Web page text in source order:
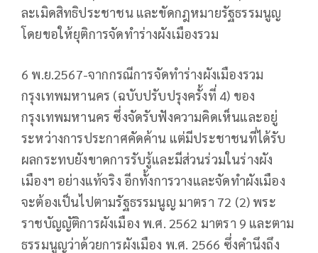
ละเมิดสิทธิประชาชน และขัดกฎหมายรัฐธรรมนูญ
โดยขอให้ยุติการจัดทำร่างผังเมืองรวม
6 พ.ย.2567-จากกรณีการจัดทำร่างผังเมืองรวม
กรุงเทพมหานคร (ฉบับปรับปรุงครั้งที่ 4) ของ
กรุงเทพมหานคร ซึ่งจัดรับฟังความคิดเห็นและอยู่
ระหว่างการประกาศคัดค้าน แต่มีประชาชนที่ได้รับ
ผลกระทบยังขาดการรับรู้และมีส่วนร่วมในร่างผัง
เมืองฯ อย่างแท้จริง อีกทั้งการวางและจัดทำผังเมือง
จะต้องเป็นไปตามรัฐธรรมนูญ มาตรา 72 (2) พระ
ราชบัญญัติการผังเมือง พ.ศ. 2562 มาตรา 9 และตาม
ธรรมนูญว่าด้วยการผังเมือง พ.ศ. 2566 ซึ่งคำนึงถึง